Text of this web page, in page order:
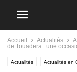
Accueil Actualités
de Touadera : une
Actualités Actualités en